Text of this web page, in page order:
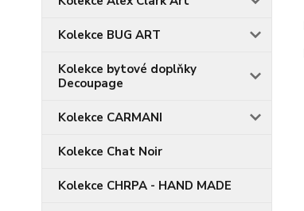
Kolekce BUG ART
Kolekce bytové doplňky
Decoupage
Kolekce CARMANI
Kolekce Chat Noir
Kolekce CHRPA - HAND MADE